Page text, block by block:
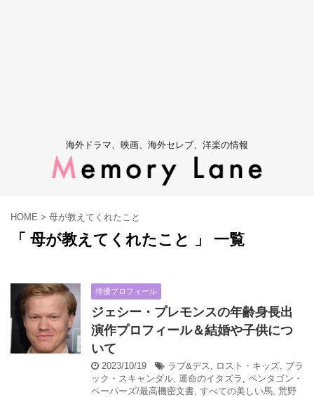
海外ドラマ、映画、海外セレブ、洋楽の情報
HOME > 母が教えてくれたこと
「 母が教えてくれたこと 」 一覧
俳優プロフィール
ジェシー・プレモンスの年齢身長出
演作プロフィール＆結婚や子供につ
いて
2023/10/19 ラブ&デス ロスト・キッズ ブラ
ック・スキャンダル 運命のイタズラ
ペンタゴン・
ペーパーズ/最高機密文書 すべての美しい馬 荒野